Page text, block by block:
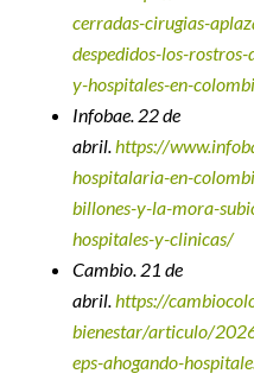
cerradas-cirugias-
despedidos-los-
y-hospitales-en-
Infobae. 22 de
abril.https://
hospitalaria-en-
billones-y-la-mora-
hospitales-y-clinicas/
Cambio. 21 de
abril.https://
bienestar/articulo/
eps-ahogando-